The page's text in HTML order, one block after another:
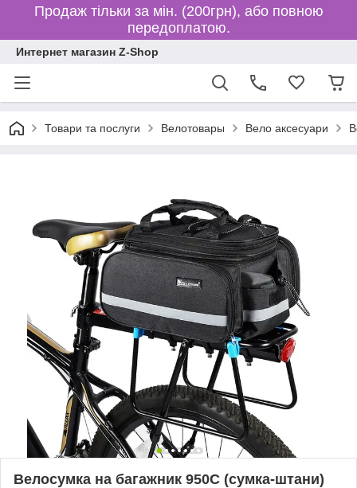
Продаж тільки за мін. (200грн), або повною
передоплатою.
Интернет магазин Z-Shop
Товари та послуги Велотовары Вело аксесуари
Велосумка на багажник 950С (сумка-штани)